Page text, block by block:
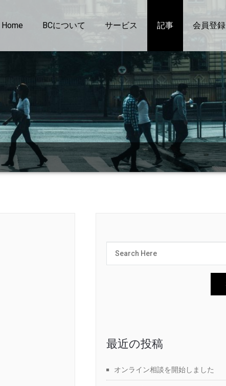
Home BCについて サービス 記事 会員登録
最近の投稿
オンライン相談を開始しました